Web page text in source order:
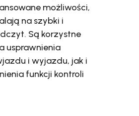
możliwości,
na szybki i
Są korzystne
usprawnienia
i wyjazdu, jak i
funkcji kontroli